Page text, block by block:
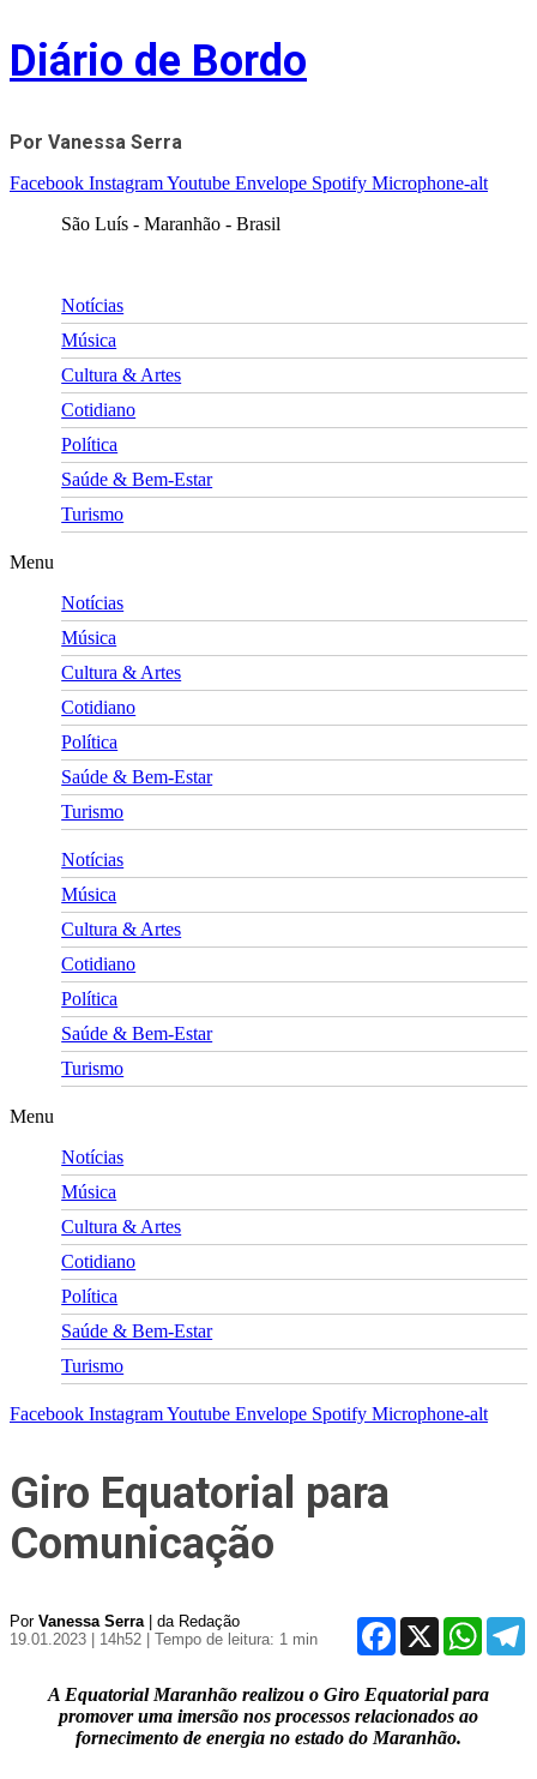
Skip
to
content
Diário de Bordo
Por Vanessa Serra
Facebook InstagramYoutube Envelope Spotify Microphone-alt
São Luís - Maranhão - Brasil
Notícias
Música
Cultura & Artes
Cotidiano
Política
Saúde & Bem-Estar
Turismo
Menu
Notícias
Música
Cultura & Artes
Cotidiano
Política
Saúde & Bem-Estar
Turismo
Notícias
Música
Cultura & Artes
Cotidiano
Política
Saúde & Bem-Estar
Turismo
Menu
Notícias
Música
Cultura & Artes
Cotidiano
Política
Saúde & Bem-Estar
Turismo
Facebook InstagramYoutube Envelope Spotify Microphone-alt
Giro Equatorial para
Comunicação
Por Vanessa Serra| da Redação
19.01.2023 | 14h52
| Tempo de leitura: 1 min
Facebook
X
A Equatorial Maranhão realizou o Giro Equatorial para
promover uma imersão nos processos relacionados ao
fornecimento de energia no estado do Maranhão.